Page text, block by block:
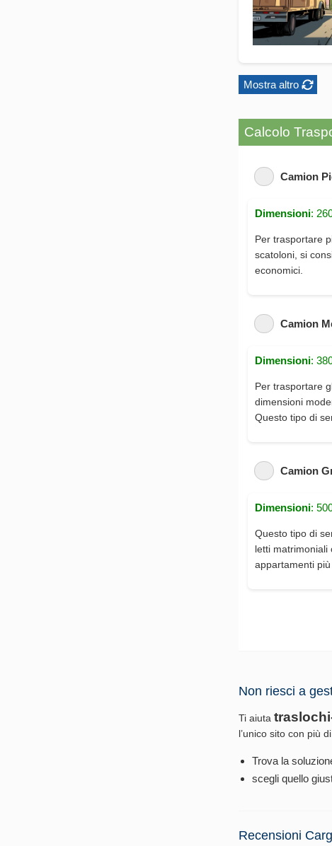
Mostra altro
Calcolo
Camion
Dimensioni:
Per trasportare
scatoloni, si
economici.
Camion
Dimensioni:
Per trasportare
dimensioni
Questo tipo di
Camion
Dimensioni:
Questo tipo di
letti matrimoniali
appartamenti
Non riesci a
Ti aiuta
l’unico sito con più di
Trova la
scegli quello
Recensioni